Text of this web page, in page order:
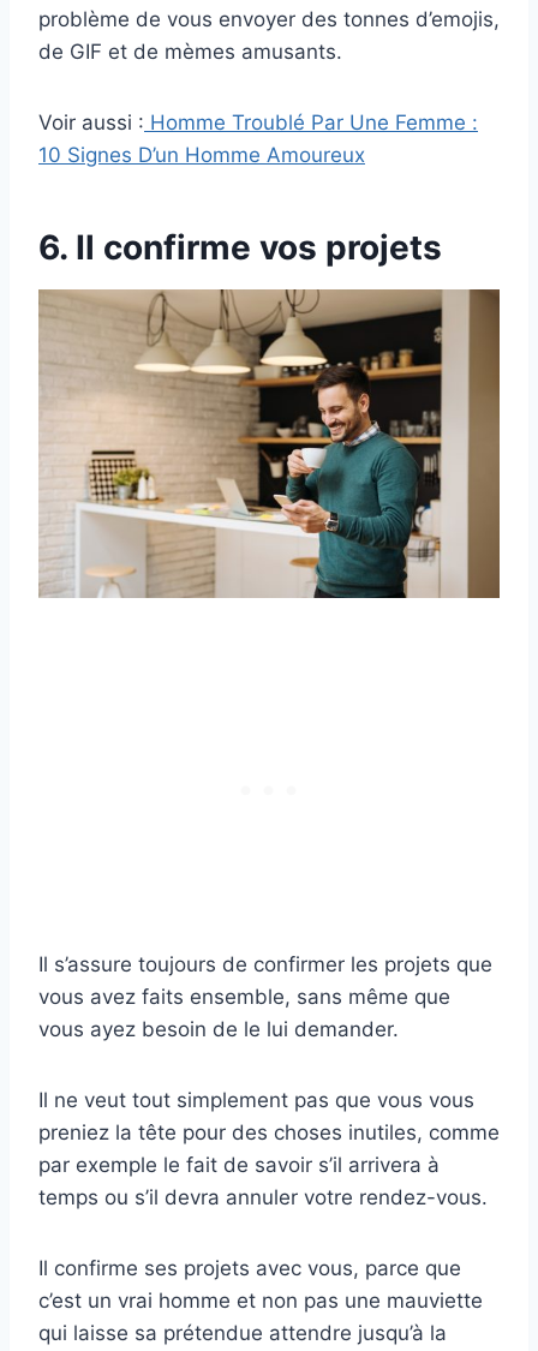
problème de vous envoyer des tonnes d’emojis,
de GIF et de mèmes amusants.
Voir aussi : Homme Troublé Par Une Femme :
10 Signes D’un Homme Amoureux
6. Il confirme vos projets
Il s’assure toujours de confirmer les projets que
vous avez faits ensemble, sans même que
vous ayez besoin de le lui demander.
Il ne veut tout simplement pas que vous vous
preniez la tête pour des choses inutiles, comme
par exemple le fait de savoir s’il arrivera à
temps ou s’il devra annuler votre rendez-vous.
Il confirme ses projets avec vous, parce que
c’est un vrai homme et non pas une mauviette
qui laisse sa prétendue attendre jusqu’à la